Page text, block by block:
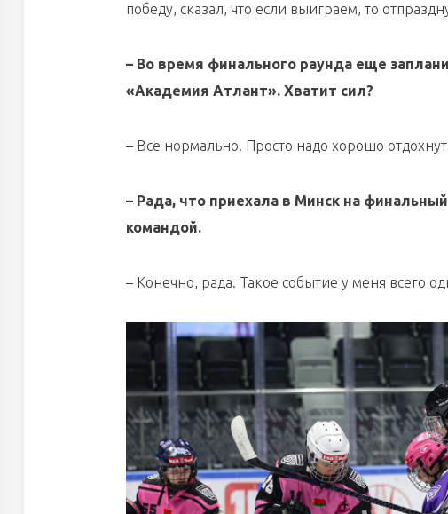
победу, сказал, что если выиграем, то
– Во время финального раунда еще
«Академия Атлант». Хватит сил?
– Все нормально. Просто надо хорошо
– Рада, что приехала в Минск на
командой.
– Конечно, рада. Такое событие у меня всего